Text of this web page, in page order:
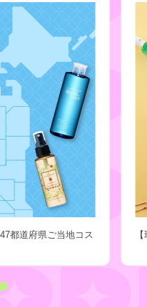
都道府県ご当地コス